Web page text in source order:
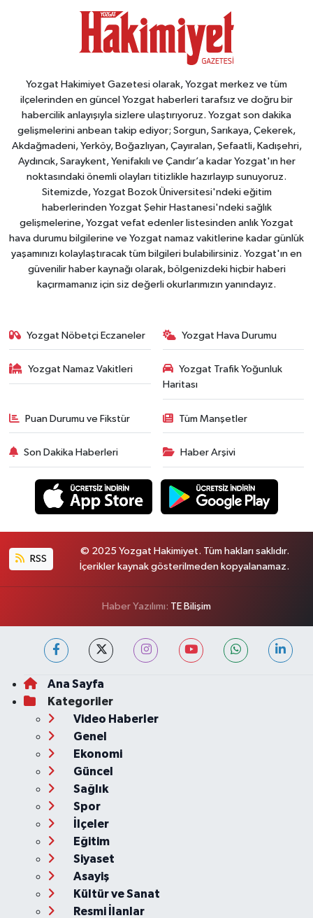
Yozgat Hakimiyet Gazetesi olarak, Yozgat merkez ve tüm
ilçelerinden en güncel Yozgat haberleri tarafsız ve doğru bir
habercilik anlayışıyla sizlere ulaştırıyoruz. Yozgat son dakika
gelişmelerini anbean takip ediyor; Sorgun, Sarıkaya, Çekerek,
Akdağmadeni, Yerköy, Boğazlıyan, Çayıralan, Şefaatli, Kadışehri,
Aydıncık, Saraykent, Yenifakılı ve Çandır’a kadar Yozgat'ın her
noktasındaki önemli olayları titizlikle hazırlayıp sunuyoruz.
Sitemizde, Yozgat Bozok Üniversitesi'ndeki eğitim
haberlerinden Yozgat Şehir Hastanesi'ndeki sağlık
gelişmelerine, Yozgat vefat edenler listesinden anlık Yozgat
hava durumu bilgilerine ve Yozgat namaz vakitlerine kadar günlük
yaşamınızı kolaylaştıracak tüm bilgileri bulabilirsiniz. Yozgat'ın en
güvenilir haber kaynağı olarak, bölgenizdeki hiçbir haberi
kaçırmamanız için siz değerli okurlarımızın yanındayız.
Yozgat Nöbetçi Eczaneler Yozgat Hava Durumu
Yozgat Namaz Vakitleri
Yozgat Trafik Yoğunluk
Haritası
Puan Durumu ve Fikstür Tüm Manşetler
Son Dakika Haberleri Haber Arşivi
RSS
© 2025 Yozgat Hakimiyet. Tüm hakları saklıdır.
İçerikler kaynak gösterilmeden kopyalanamaz.
Haber Yazılımı: TE Bilişim
Ana Sayfa
Kategoriler
Video Haberler
Genel
Ekonomi
Güncel
Sağlık
Spor
İlçeler
Eğitim
Siyaset
Asayiş
Kültür ve Sanat
Resmi İlanlar